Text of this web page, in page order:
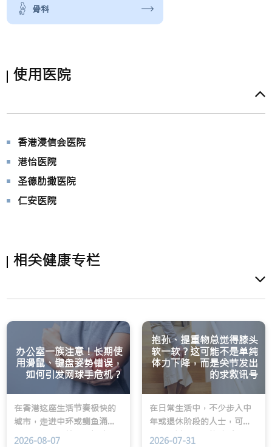
骨科
使用医院
香港浸信会医院
港怡医院
圣德肋撒医院
仁安医院
相关健康专栏
办公室一族注意！长期使
用滑鼠、键盘姿势错误，
如何引发网球手危机？
在香港这座生活节奏极快的
城市，走进中环或鲗鱼涌的
办公大楼，随处可见埋头苦
2026-08-07
抱孙、提重物总觉得膝头
软一软？这可能不是单纯
体力下降，而是关节发出
的求救讯号
在日常生活中，不少步入中
年或退休阶段的人士，可能
都经历过类似的惊险瞬间：
2026-07-31